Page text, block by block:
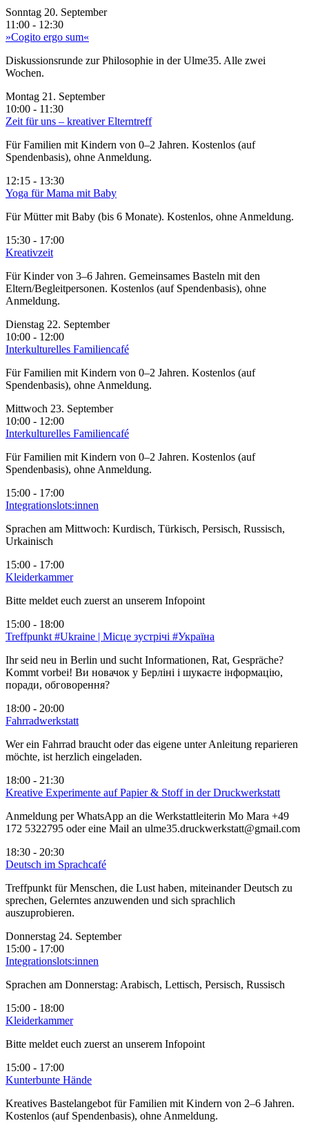
Sonntag 20. September
11:00 - 12:30
»Cogito ergo sum«
Diskussionsrunde zur Philosophie in der Ulme35. Alle zwei
Wochen.
Montag 21. September
10:00 - 11:30
Zeit für uns – kreativer Elterntreff
Für Familien mit Kindern von 0–2 Jahren. Kostenlos (auf
Spendenbasis), ohne Anmeldung.
12:15 - 13:30
Yoga für Mama mit Baby
Für Mütter mit Baby (bis 6 Monate). Kostenlos, ohne Anmeldung.
15:30 - 17:00
Kreativzeit
Für Kinder von 3–6 Jahren. Gemeinsames Basteln mit den
Eltern/Begleitpersonen. Kostenlos (auf Spendenbasis), ohne
Anmeldung.
Dienstag 22. September
10:00 - 12:00
Interkulturelles Familiencafé
Für Familien mit Kindern von 0–2 Jahren. Kostenlos (auf
Spendenbasis), ohne Anmeldung.
Mittwoch 23. September
10:00 - 12:00
Interkulturelles Familiencafé
Für Familien mit Kindern von 0–2 Jahren. Kostenlos (auf
Spendenbasis), ohne Anmeldung.
15:00 - 17:00
Integrationslots:innen
Sprachen am Mittwoch: Kurdisch, Türkisch, Persisch, Russisch,
Urkainisch
15:00 - 17:00
Kleiderkammer
Bitte meldet euch zuerst an unserem Infopoint
15:00 - 18:00
Treffpunkt #Ukraine | Місце зустрічі #Україна
Ihr seid neu in Berlin und sucht Informationen, Rat, Gespräche?
Kommt vorbei! Ви новачок у Берліні і шукаєте інформацію,
поради, обговорення?
18:00 - 20:00
Fahrradwerkstatt
Wer ein Fahrrad braucht oder das eigene unter Anleitung reparieren
möchte, ist herzlich eingeladen.
18:00 - 21:30
Kreative Experimente auf Papier & Stoff in der Druckwerkstatt
Anmeldung per WhatsApp an die Werkstattleiterin Mo Mara +49
172 5322795 oder eine Mail an ulme35.druckwerkstatt@gmail.com
18:30 - 20:30
Deutsch im Sprachcafé
Treffpunkt für Menschen, die Lust haben, miteinander Deutsch zu
sprechen, Gelerntes anzuwenden und sich sprachlich
auszuprobieren.
Donnerstag 24. September
15:00 - 17:00
Integrationslots:innen
Sprachen am Donnerstag: Arabisch, Lettisch, Persisch, Russisch
15:00 - 18:00
Kleiderkammer
Bitte meldet euch zuerst an unserem Infopoint
15:00 - 17:00
Kunterbunte Hände
Kreatives Bastelangebot für Familien mit Kindern von 2–6 Jahren.
Kostenlos (auf Spendenbasis), ohne Anmeldung.